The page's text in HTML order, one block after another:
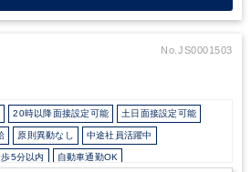
No.JS0001503
20時以降面接設定可能 土日面接設定可能
原則異動なし 中途社員活躍中
5分以内 自動車通勤OK